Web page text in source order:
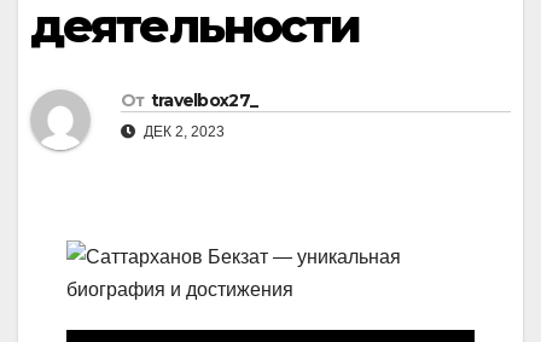
деятельности
От travelbox27_
ДЕК 2, 2023